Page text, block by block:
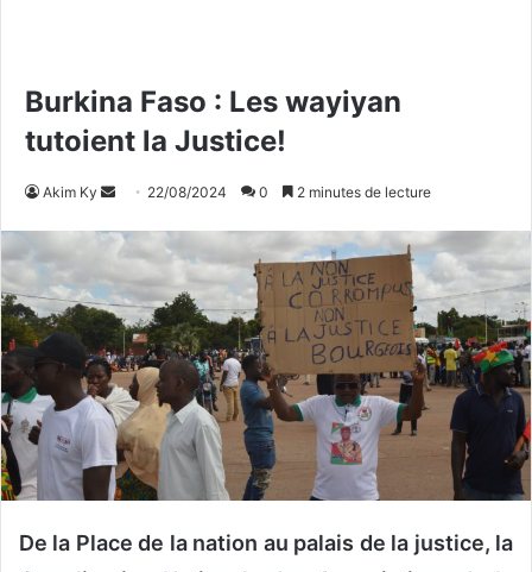
Burkina Faso : Les wayiyan
tutoient la Justice!
Akim Ky
v
o
y
e
r
u
n
c
o
u
22/08/2024 0 2 minutes de lecture
De la Place de la nation au palais de la justice, la